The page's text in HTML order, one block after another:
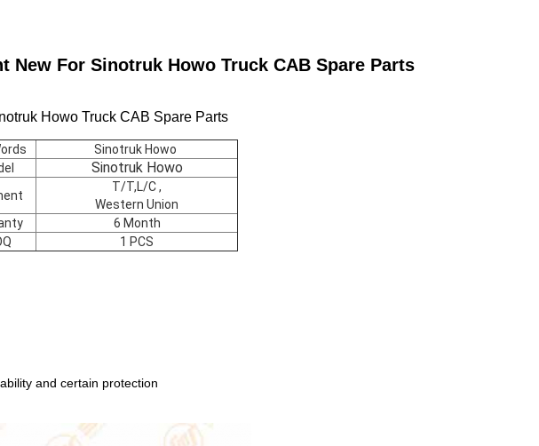
New For Sinotruk Howo Truck CAB Spare Parts
Howo Truck CAB Spare Parts
Sinotruk Howo
Sinotruk Howo
T/T,L/C ,
Western Union
6 Month
1 PCS
and certain protection